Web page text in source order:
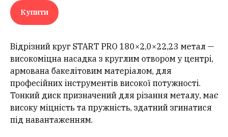
Купити
Відрізний круг START PRO 180×2,0×22,23 метал —
високоміцна насадка з круглим отвором у центрі,
армована бакелітовим матеріалом, для
професійних інструментів високої потужності.
Тонкий диск призначений для різання металу, має
високу міцність та пружність, здатний згинатися
під навантаженням.